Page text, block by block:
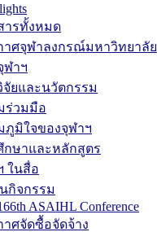
ารทั้งหมด
าศจุฬาลงกรณ์มหาวิทยาลัย
ฬาฯ
จัยและนวัตกรรม
ร่วมมือ
ภูมิใจของจุฬาฯ
กษาและหลักสูตร
ในสื่อ
กิจกรรม
ASAIHL Conference
าศจัดซื้อจัดจ้าง